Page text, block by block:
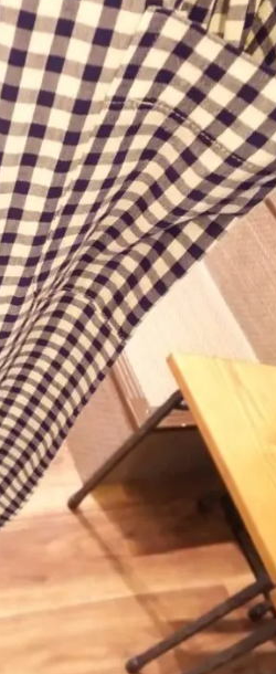
夏SALE ⭐︎ 続行 ！